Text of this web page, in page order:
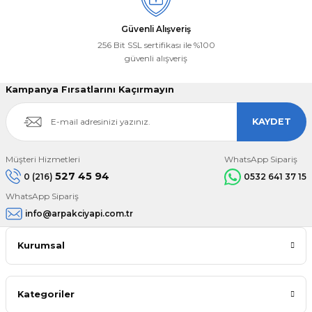
Güvenli Alışveriş
256 Bit SSL sertifikası ile %100
güvenli alışveriş
Kampanya Fırsatlarını Kaçırmayın
KAYDET
Müşteri Hizmetleri
0 (216) 527 45 94
WhatsApp Sipariş
0532 641 37 15
WhatsApp Sipariş
info@arpakciyapi.com.tr
Kurumsal
Kategoriler